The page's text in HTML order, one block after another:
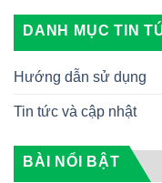
DANH MỤC TIN
Hướng dẫn sử dụng
Tin tức và cập nhật
BÀI NỔI BẬT